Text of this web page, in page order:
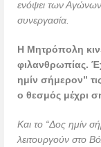
ενόψει των
συνεργασία.
Η Μητρόπολη
φιλανθρωπίας.
ημίν σήμερον”
ο θεσμός μέχρι
Και το “Δος ημίν
λειτουργούν στο